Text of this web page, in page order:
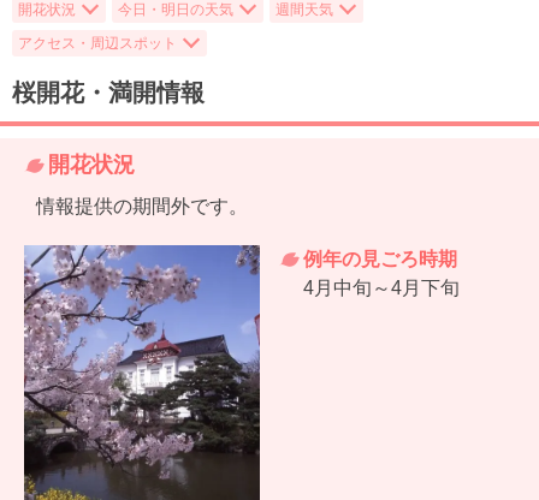
開花状況 今日・明日の天気
週間天気
アクセス・周辺スポット
桜開花・満開情報
開花状況
情報提供の期間外です。
例年の見ごろ時期
4月中旬～4月下旬